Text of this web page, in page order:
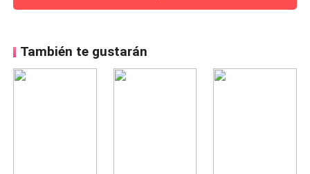
También te gustarán